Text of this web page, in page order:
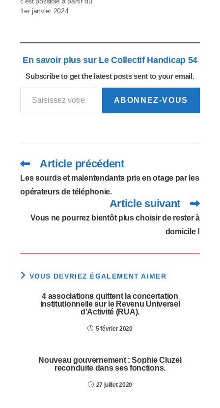
1er janvier 2024.
En savoir plus sur Le Collectif Handicap 54
Subscribe to get the latest posts sent to your email.
Saisissez votre adresse e-mail…
ABONNEZ-VOUS
Read
more
articles
Article précédent
Les sourds et malentendants pris en otage par les
opérateurs de téléphonie.
Article suivant
Vous ne pourrez bientôt plus choisir de rester à
domicile !
VOUS DEVRIEZ ÉGALEMENT AIMER
4 associations quittent la concertation
institutionnelle sur le Revenu Universel
d’Activité (RUA).
5 février 2020
Nouveau gouvernement : Sophie Cluzel
reconduite dans ses fonctions.
27 juillet 2020